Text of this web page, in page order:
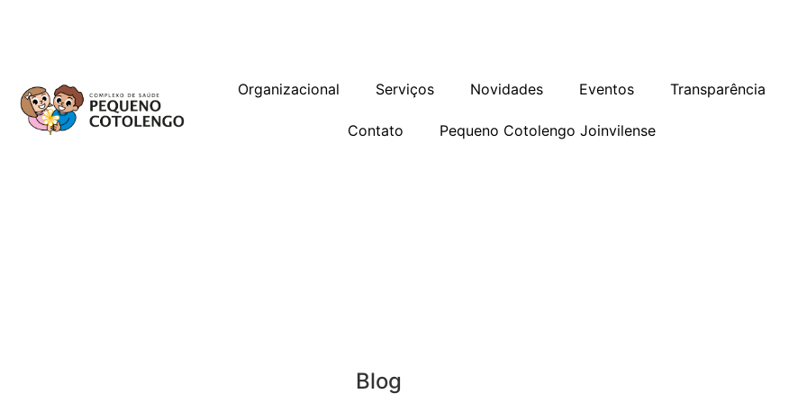
Organizacional Serviços Novidades Eventos Transparência
Contato Pequeno Cotolengo Joinvilense
Blog